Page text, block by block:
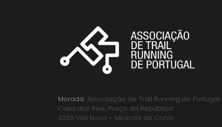
Morada: Associação de Trail Running de Portugal
Casa dos Reis, Praça da República
3220 Vila Nova – Miranda do Corvo